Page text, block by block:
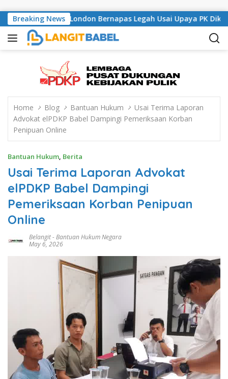
Breaking News
Asal London Bernapas Legah Usai Upaya PK Dikabulkan
Home Blog Bantuan Hukum
Usai Terima Laporan
Advokat elPDKP Babel Dampingi Pemeriksaan Korban
Penipuan Online
Bantuan Hukum, Berita
Usai Terima Laporan Advokat
elPDKP Babel Dampingi
Pemeriksaan Korban Penipuan
Online
Belangit-Bantuan Hukum Negara
May 6, 2026